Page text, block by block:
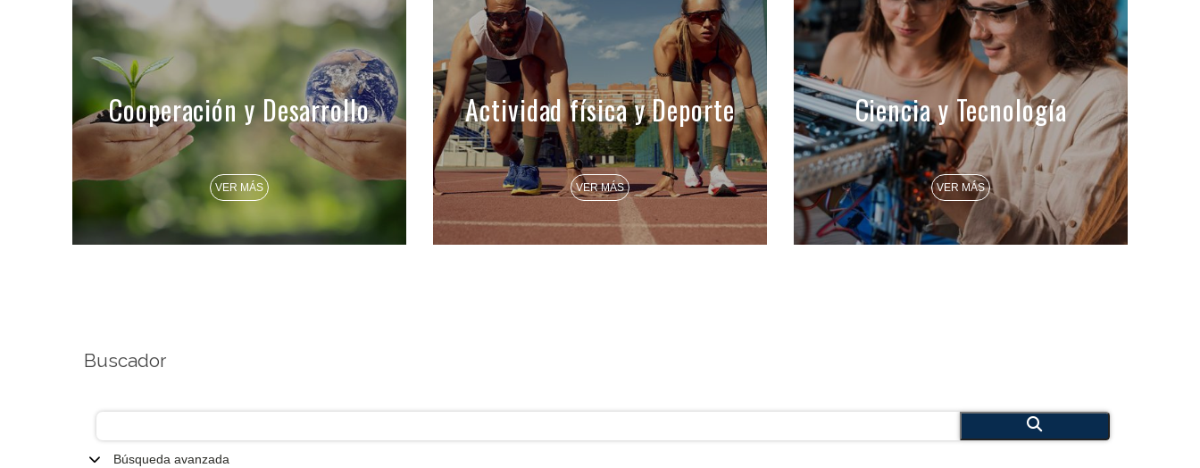
Cooperación y Desarrollo
VER MÁS
Actividad física y Deporte
VER MÁS
Ciencia y Tecnología
VER MÁS
Buscador
Búsqueda avanzada